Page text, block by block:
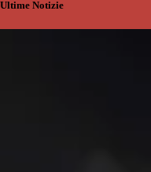
Ultime Notizie